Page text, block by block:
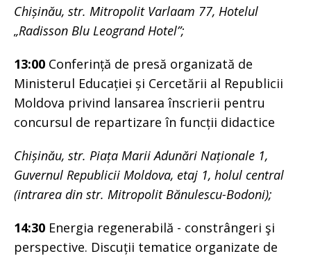
Chișinău, str. Mitropolit Varlaam 77, Hotelul
„Radisson Blu Leogrand Hotel”;
13:00 Conferință de presă organizată de
Ministerul Educației și Cercetării al Republicii
Moldova privind lansarea înscrierii pentru
concursul de repartizare în funcții didactice
Chișinău, str. Piața Marii Adunări Naționale 1,
Guvernul Republicii Moldova, etaj 1, holul central
(intrarea din str. Mitropolit Bănulescu-Bodoni);
14:30 Energia regenerabilă - constrângeri şi
perspective. Discuții tematice organizate de